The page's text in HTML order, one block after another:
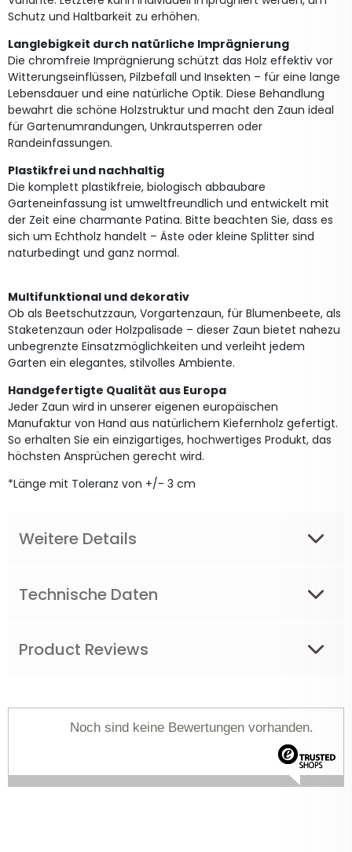
Schutz und Haltbarkeit zu erhöhen.
Langlebigkeit durch natürliche Imprägnierung
Die chromfreie Imprägnierung schützt das Holz effektiv vor
Witterungseinflüssen, Pilzbefall und Insekten – für eine lange
Lebensdauer und eine natürliche Optik. Diese Behandlung
bewahrt die schöne Holzstruktur und macht den Zaun ideal
für Gartenumrandungen, Unkrautsperren oder
Randeinfassungen.
Plastikfrei und nachhaltig
Die komplett plastikfreie, biologisch abbaubare
Garteneinfassung ist umweltfreundlich und entwickelt mit
der Zeit eine charmante Patina. Bitte beachten Sie, dass es
sich um Echtholz handelt – Äste oder kleine Splitter sind
naturbedingt und ganz normal.
Multifunktional und dekorativ
Ob als Beetschutzzaun, Vorgartenzaun, für Blumenbeete, als
Staketenzaun oder Holzpalisade – dieser Zaun bietet nahezu
unbegrenzte Einsatzmöglichkeiten und verleiht jedem
Garten ein elegantes, stilvolles Ambiente.
Handgefertigte Qualität aus Europa
Jeder Zaun wird in unserer eigenen europäischen
Manufaktur von Hand aus natürlichem Kiefernholz gefertigt.
So erhalten Sie ein einzigartiges, hochwertiges Produkt, das
höchsten Ansprüchen gerecht wird.
*Länge mit Toleranz von +/- 3 cm
Weitere Details
Technische Daten
Product Reviews
Noch sind keine Bewertungen vorhanden.